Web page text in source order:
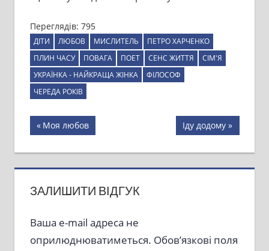
Переглядів: 795
ДІТИ ЛЮБОВ МИСЛИТЕЛЬ
ПЕТРО ХАРЧЕНКО
ПЛИН ЧАСУ
ПОВАГА ПОЕТ СЕНС ЖИТТЯ
СІМ'Я
УКРАЇНКА - НАЙКРАЩА ЖІНКА
ФІЛОСОФ
ЧЕРЕДА РОКІВ
Навігація
записів
Previous
Post:
Моя любов
Next
Post:
Іду додому
ЗАЛИШИТИ ВІДГУК
Ваша e-mail адреса не
оприлюднюватиметься. Обов’язкові поля